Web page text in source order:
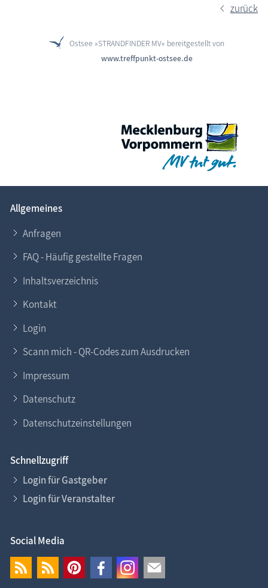
zurück
Ostsee »STRANDFINDER MV« bereitgestellt von
www.treffpunkt-ostsee.de
Allgemeines
Anfragen
FAQ - Häufig gestellte Fragen
Inhaltsverzeichnis
Kontakt
Login
Scann mich - QR-Codes zum Ausdrucken
Impressum
Datenschutz
Datenschutzeinstellungen
Schnellzugriff
Login für Gastgeber
Login für Veranstalter
Social Media